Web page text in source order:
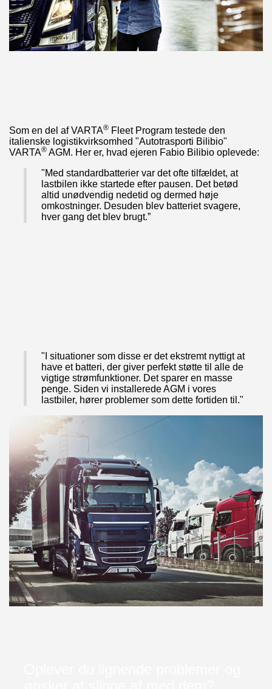
Som en del af VARTA® Fleet Program testede den
italienske logistikvirksomhed "Autotrasporti Bilibio"
VARTA® AGM. Her er, hvad ejeren Fabio Bilibio oplevede:
"Med standardbatterier var det ofte tilfældet, at
lastbilen ikke startede efter pausen. Det betød
altid unødvendig nedetid og dermed høje
omkostninger. Desuden blev batteriet svagere,
hver gang det blev brugt.”
"I situationer som disse er det ekstremt nyttigt at
have et batteri, der giver perfekt støtte til alle de
vigtige strømfunktioner. Det sparer en masse
penge. Siden vi installerede AGM i vores
lastbiler, hører problemer som dette fortiden til."